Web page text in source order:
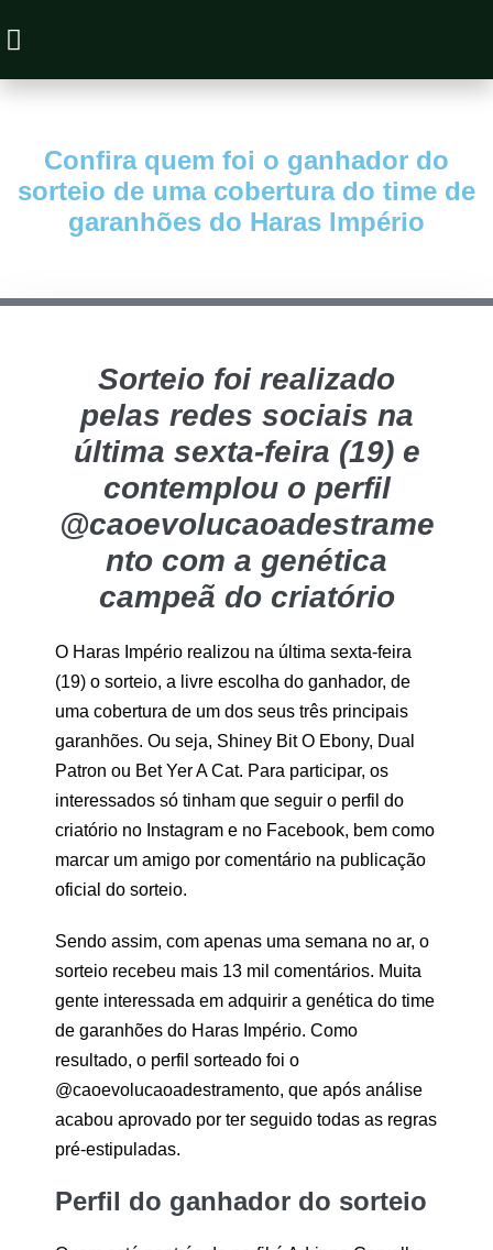
Confira quem foi o ganhador do
sorteio de uma cobertura do time de
garanhões do Haras Império
Sorteio foi realizado
pelas redes sociais na
última sexta-feira (19) e
contemplou o perfil
@caoevolucaoadestrame
nto com a genética
campeã do criatório
O Haras Império realizou na última sexta-feira
(19) o sorteio, a livre escolha do ganhador, de
uma cobertura de um dos seus três principais
garanhões. Ou seja, Shiney Bit O Ebony, Dual
Patron ou Bet Yer A Cat. Para participar, os
interessados só tinham que seguir o perfil do
criatório no Instagram e no Facebook, bem como
marcar um amigo por comentário na publicação
oficial do sorteio.
Sendo assim, com apenas uma semana no ar, o
sorteio recebeu mais 13 mil comentários. Muita
gente interessada em adquirir a genética do time
de garanhões do Haras Império. Como
resultado, o perfil sorteado foi o
@caoevolucaoadestramento, que após análise
acabou aprovado por ter seguido todas as regras
pré-estipuladas.
Perfil do ganhador do sorteio